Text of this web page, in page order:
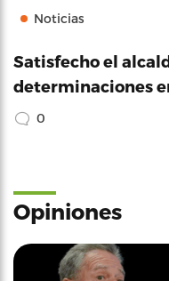
Noticias
Satisfecho el
determinaciones
0
Opiniones